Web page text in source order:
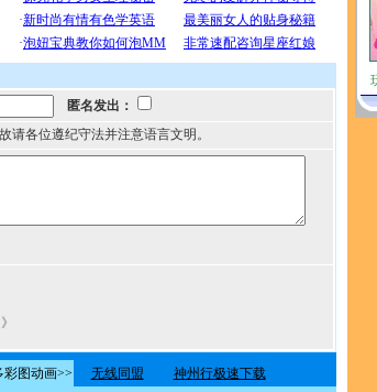
匿名发出：
请各位遵纪守法并注意语言文明。